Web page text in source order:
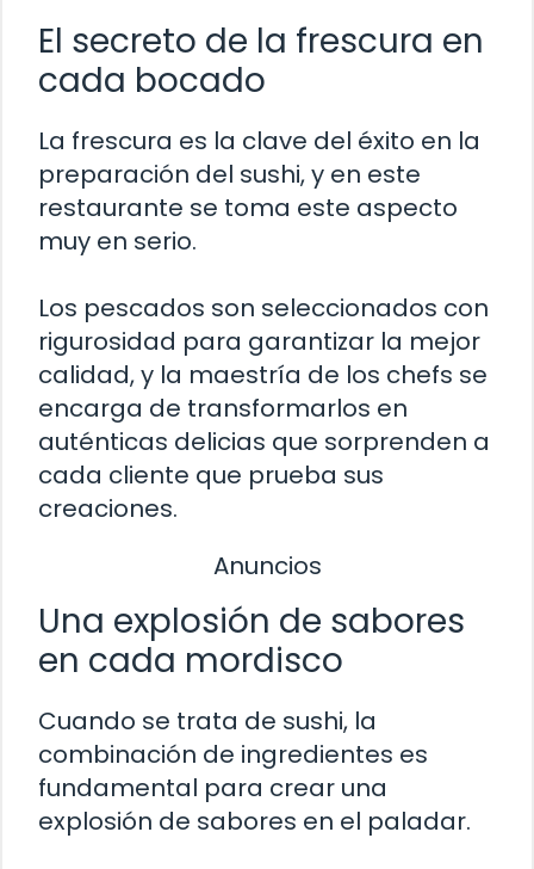
El secreto de la frescura en
cada bocado
La frescura es la clave del éxito en la
preparación del sushi, y en este
restaurante se toma este aspecto
muy en serio.
Los pescados son seleccionados con
rigurosidad para garantizar la mejor
calidad, y la maestría de los chefs se
encarga de transformarlos en
auténticas delicias que sorprenden a
cada cliente que prueba sus
creaciones.
Anuncios
Una explosión de sabores
en cada mordisco
Cuando se trata de sushi, la
combinación de ingredientes es
fundamental para crear una
explosión de sabores en el paladar.